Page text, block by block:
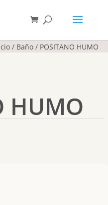
/ Baño / POSITANO HUMO
HUMO